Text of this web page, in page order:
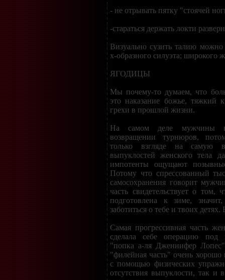
- не отрывать пятку "стоячей
-стараться держать локти
Визуально сузить талию
х-образного силуэта; широкого
ЯГОДИЦЫ
Мы почему-то думаем, что
это наказание божье, тяжкий
грехи в прошлой жизни.
На самом деле мужчины
возвращении турнюров,
только взгляде на самую
выпуклостей женского тела
импотенты ощущают
Потому что спрессованный
самосохранения говорит
часть свидетельствует о
подготовлена к зиме,
заботиться о тебе и твоих
Самая прогрессивная часть
сделала себе операцию под
"попка а-ля Дженнифер
"филейная часть" очень хорошо
с помощью физических
отсутствия выпуклости, так и